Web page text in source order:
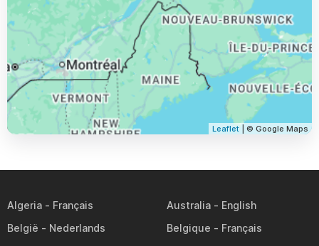
Leaflet | © Google Maps
Algeria
Australia
België
Belgique